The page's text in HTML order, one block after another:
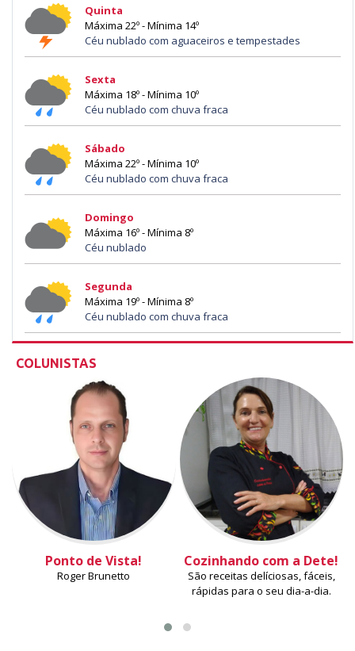
Quinta
Máxima 22º - Mínima 14º
Céu nublado com aguaceiros e tempestades
Sexta
Máxima 18º - Mínima 10º
Céu nublado com chuva fraca
Sábado
Máxima 22º - Mínima 10º
Céu nublado com chuva fraca
Domingo
Máxima 16º - Mínima 8º
Céu nublado
Segunda
Máxima 19º - Mínima 8º
Céu nublado com chuva fraca
COLUNISTAS
Ponto de Vista!
Roger Brunetto
Cozinhando com a Dete!
São receitas delíciosas, fáceis,
rápidas para o seu dia-a-dia.